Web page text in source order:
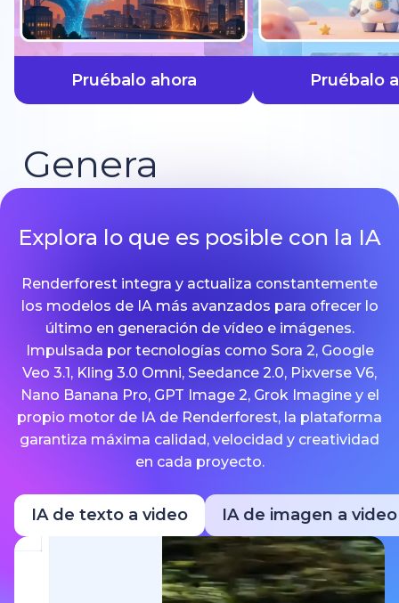
Pruébalo ahora Pruébalo
Genera
más rápido
Explora lo que es posible con la IA
Renderforest integra y actualiza constantemente
los modelos de IA más avanzados para ofrecer lo
último en generación de vídeo e imágenes.
Impulsada por tecnologías como Sora 2, Google
Veo 3.1, Kling 3.0 Omni, Seedance 2.0, Pixverse V6,
Nano Banana Pro, GPT Image 2, Grok Imagine y el
propio motor de IA de Renderforest, la plataforma
garantiza máxima calidad, velocidad y creatividad
en cada proyecto.
IA de texto a video IA de imagen a video